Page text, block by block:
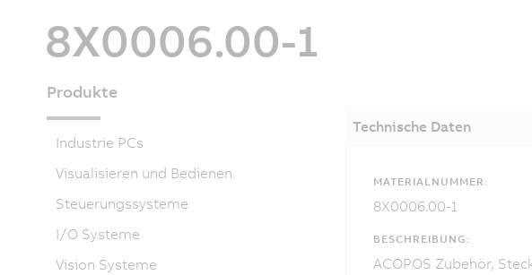
8X0006.00-1
Technische Daten
MATERIALNUMMER:
8X0006.00-1
BESCHREIBUNG:
ACOPOS Zubehör,
Produkte
Industrie PCs
Visualisieren und Bedienen
Steuerungssysteme
I/O Systeme
Vision Systeme